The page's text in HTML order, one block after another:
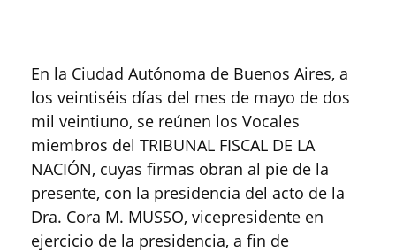
En la Ciudad Autónoma de Buenos Aires, a
los veintiséis días del mes de mayo de dos
mil veintiuno, se reúnen los Vocales
miembros del TRIBUNAL FISCAL DE LA
NACIÓN, cuyas firmas obran al pie de la
presente, con la presidencia del acto de la
Dra. Cora M. MUSSO, vicepresidente en
ejercicio de la presidencia, a fin de